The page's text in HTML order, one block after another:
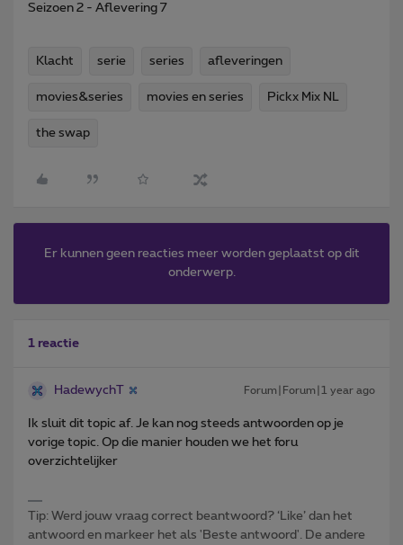
Seizoen 2 - Aflevering 7
Klacht serie series afleveringen
movies&series movies en series Pickx Mix NL
the swap
Er kunnen geen reacties meer worden geplaatst op dit
onderwerp.
1 reactie
HadewychT Forum|Forum|1 year ago
Ik sluit dit topic af. Je kan nog steeds antwoorden op je
vorige topic. Op die manier houden we het foru
overzichtelijker
Tip: Werd jouw vraag correct beantwoord? ‘Like’ dan het
antwoord en markeer het als 'Beste antwoord'. De andere